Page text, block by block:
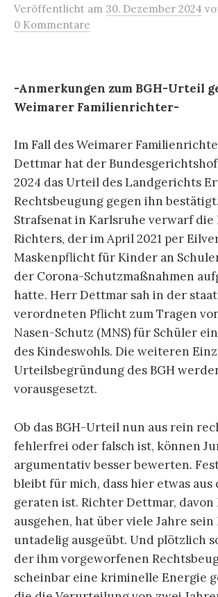
Veröffentlicht am 30. Dezember 2024
0 Kommentare
-Anmerkungen zum BGH-Urteil
Weimarer Familienrichter-
Im Fall des Weimarer
Dettmar hat der
2024 das Urteil des Landgerichts
Rechtsbeugung gegen ihn
Strafsenat in Karlsruhe verwarf die
Richters, der im April 2021 per
Maskenpflicht für Kinder an
der Corona-Schutzmaßnahmen
hatte. Herr Dettmar sah in der
verordneten Pflicht zum Tragen
Nasen-Schutz (MNS) für Schüler
des Kindeswohls. Die weiteren
Urteilsbegründung des BGH
vorausgesetzt.
Ob das BGH-Urteil nun aus rein
fehlerfrei oder falsch ist, können
argumentativ besser bewerten.
bleibt für mich, dass hier etwas aus
geraten ist. Richter Dettmar,
ausgehen, hat über viele Jahre
untadelig ausgeübt. Und plötzlich
der ihm vorgeworfenen
scheinbar eine kriminelle Energie